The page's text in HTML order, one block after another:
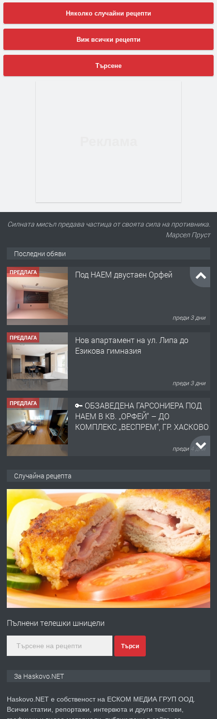
Няколко случайни рецепти
Виж всички рецепти
Търсене
Силната мисъл предава частица от своята сила на противника.
Марсел Пруст
Последни обяви
ПРЕДЛАГА Под НАЕМ двустаен Орфей
преди 3 дни
ПРЕДЛАГА
Нов апартамент на ул. Липа до
Езикова гимназия
преди 3 дни
ПРЕДЛАГА
🔑 ОБЗАВЕДЕНА ГАРСОНИЕРА ПОД
НАЕМ В КВ. „ОРФЕЙ“ – ДО
КОМПЛЕКС „ВЕСПРЕМ“, ГР. ХАСКОВО
преди 4 дни
АПАРТАМЕНТ В ЦЕНТЪРА НА ГР.
ХАСКОВО
преди 5 дни
ПРЕДЛАГА Давам гараж под наем
преди 5 дни
ПРЕДЛАГА
№4120 Магазин/Офис под наем в кв.
градската градина!
преди 6 дни
Случайна рецепта
Пълнени телешки шницели
Търси
За Haskovo.NET
Haskovo.NET е собственост на ЕСКОМ МЕДИА ГРУП ООД.
Всички статии, репортажи, интервюта и други текстови,